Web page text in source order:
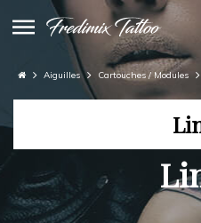
Aiguilles Cartouches / Modules